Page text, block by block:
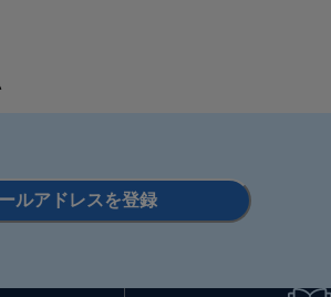
ルアドレスを登録